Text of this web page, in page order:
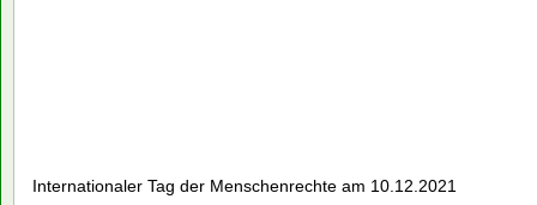
Internationaler Tag der Menschenrechte am 10.12.2021